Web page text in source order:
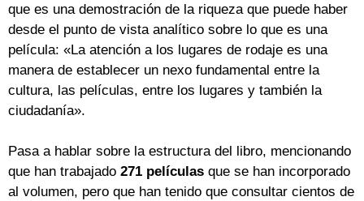
que es una demostración de la riqueza que puede haber
desde el punto de vista analítico sobre lo que es una
película: «La atención a los lugares de rodaje es una
manera de establecer un nexo fundamental entre la
cultura, las películas, entre los lugares y también la
ciudadanía».
Pasa a hablar sobre la estructura del libro, mencionando
que han trabajado 271 películas que se han incorporado
al volumen, pero que han tenido que consultar cientos de